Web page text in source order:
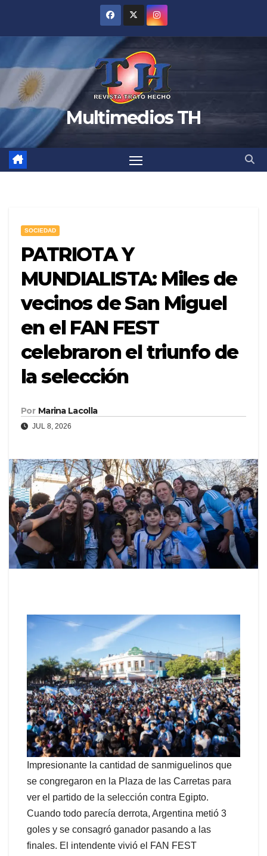
contenido
Multimedios TH
SOCIEDAD
PATRIOTA Y
MUNDIALISTA: Miles de
vecinos de San Miguel
en el FAN FEST
celebraron el triunfo de
la selección
Por Marina Lacolla
JUL 8, 2026
Impresionante la cantidad de sanmiguelinos que
se congregaron en la Plaza de las Carretas para
ver el partido de la selección contra Egipto.
Cuando todo parecía derrota, Argentina metió 3
goles y se consagró ganador pasando a las
finales. El intendente vivió el FAN FEST